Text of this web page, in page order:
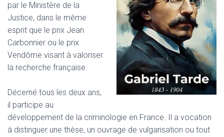
par le Ministère de la
Justice, dans le même
esprit que le prix Jean
Carbonnier ou le prix
Vendôme visant à valoriser
la recherche française.
Décerné tous les deux ans,
il participe au
développement de la criminologie en France. Il a vocation
à distinguer une thèse, un ouvrage de vulgarisation ou tout